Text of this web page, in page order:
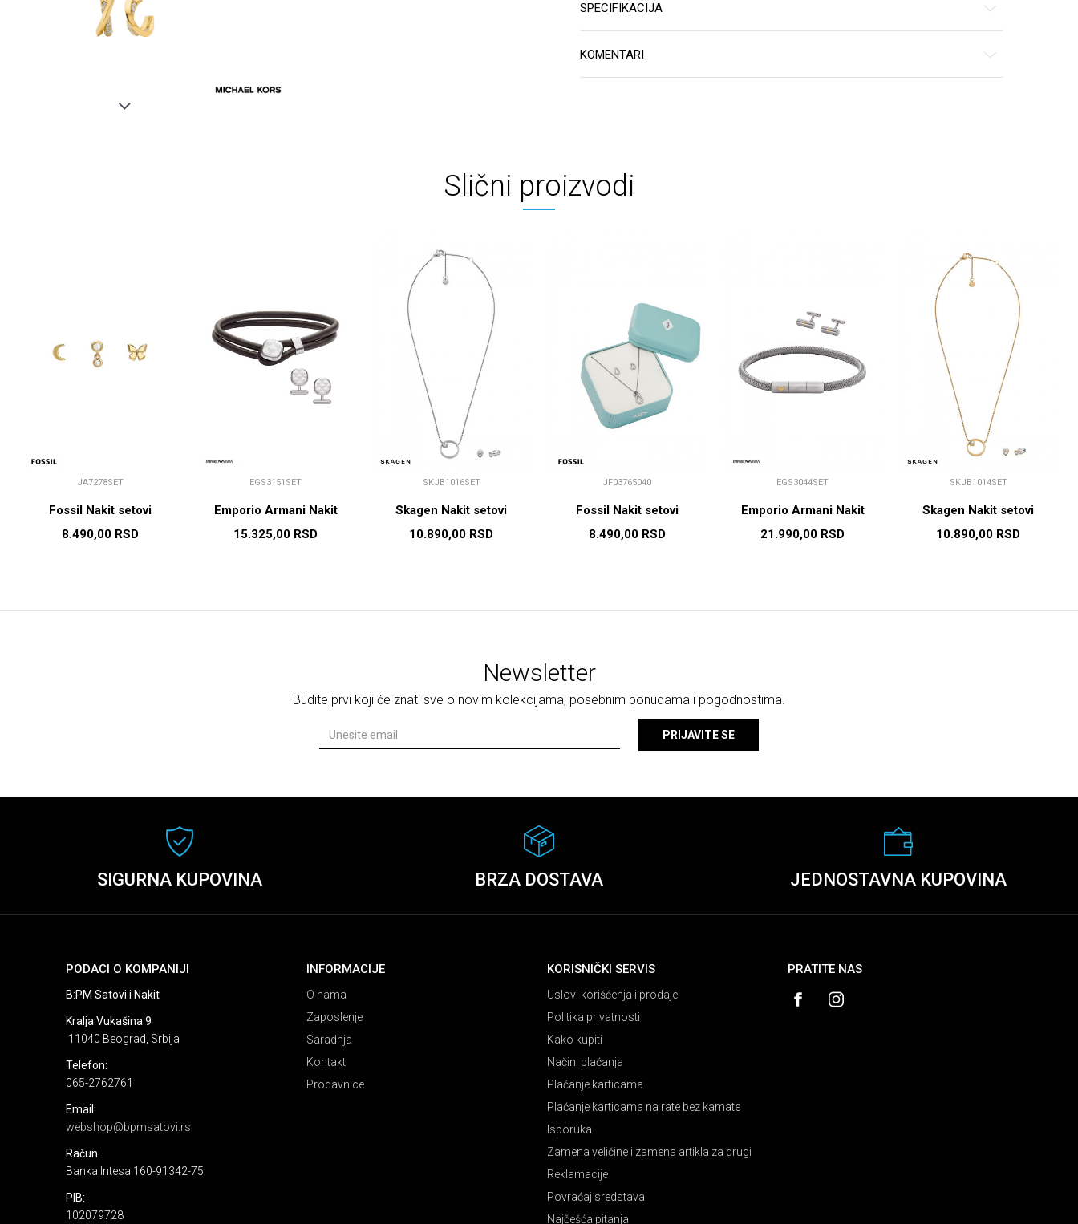
SPECIFIKACIJA
KOMENTARI
Slični proizvodi
JA7278SET
Fossil Nakit setovi
8.490,00 RSD
EGS3151SET
Emporio Armani Nakit
15.325,00 RSD
SKJB1016SET
Skagen Nakit setovi
10.890,00 RSD
JF03765040
Fossil Nakit setovi
8.490,00 RSD
EGS3044SET
Emporio Armani Nakit
21.990,00 RSD
SKJB1014SET
Skagen Nakit setovi
10.890,00 RSD
Newsletter
Budite prvi koji će znati sve o novim kolekcijama, posebnim ponudama i pogodnostima.
PRIJAVITE SE
SIGURNA KUPOVINA BRZA DOSTAVA JEDNOSTAVNA KUPOVINA
PODACI O KOMPANIJI
B:PM Satovi i Nakit
Kralja Vukašina 9
11040 Beograd, Srbija
Telefon:
065-2762761
Email:
webshop@bpmsatovi.rs
Račun
Banka Intesa 160-91342-75
PIB:
102079728
INFORMACIJE
O nama
Zaposlenje
Saradnja
Kontakt
Prodavnice
KORISNIČKI SERVIS
Uslovi korišćenja i prodaje
Politika privatnosti
Kako kupiti
Načini plaćanja
Plaćanje karticama
Plaćanje karticama na rate bez kamate
Isporuka
Zamena veličine i zamena artikla za drugi
Reklamacije
Povraćaj sredstava
Najčešća pitanja
PRATITE NAS